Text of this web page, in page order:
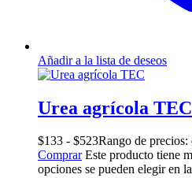
Añadir a la lista de deseos
Urea agrícola TEC
$133 - $523Rango de precios:
Comprar Este producto tiene
opciones se pueden elegir en